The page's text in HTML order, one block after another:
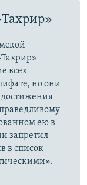
всех
но они
достижения
ею в
запретил
в список